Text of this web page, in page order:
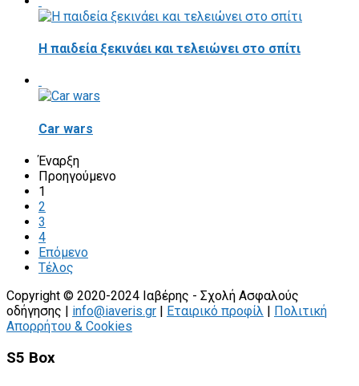
Η παιδεία ξεκινάει και τελειώνει στο σπίτι
Car wars
Έναρξη
Προηγούμενο
1
2
3
4
Επόμενο
Τέλος
Copyright © 2020-2024 Ιαβέρης - Σχολή Ασφαλούς
οδήγησης | info@iaveris.gr | Εταιρικό προφίλ | Πολιτική
Απορρήτου & Cookies
S5 Box